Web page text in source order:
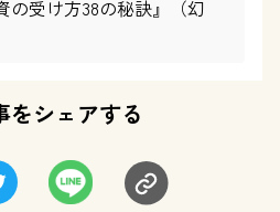
の受け方38の秘訣』（幻
をシェアする